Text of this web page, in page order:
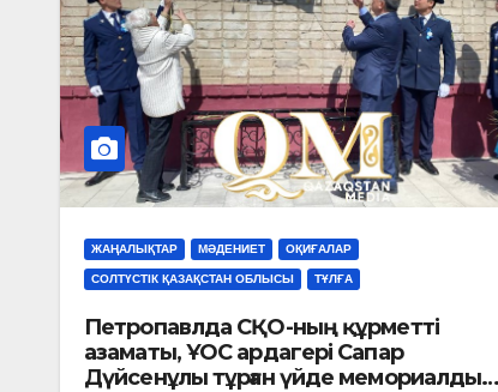
ЖАҢАЛЫҚТАР МӘДЕНИЕТ ОҚИҒАЛАР
СОЛТҮСТІК ҚАЗАҚСТАН ОБЛЫСЫ ТҰЛҒА
Петропавлда СҚО-ның құрметті
азаматы, ҰОС ардагері Сапар
Дүйсенұлы тұрған үйде мемориалдық